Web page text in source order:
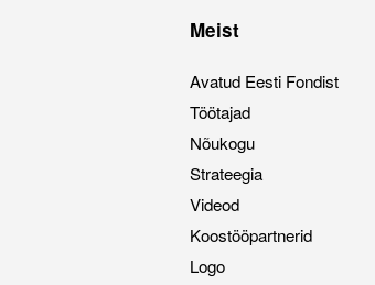
Meist
Avatud Eesti Fondist
Töötajad
Nõukogu
Strateegia
Videod
Koostööpartnerid
Logo